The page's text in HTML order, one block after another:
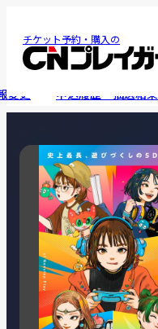
チケット予約・購入の
変更 申込履歴・抽選結果